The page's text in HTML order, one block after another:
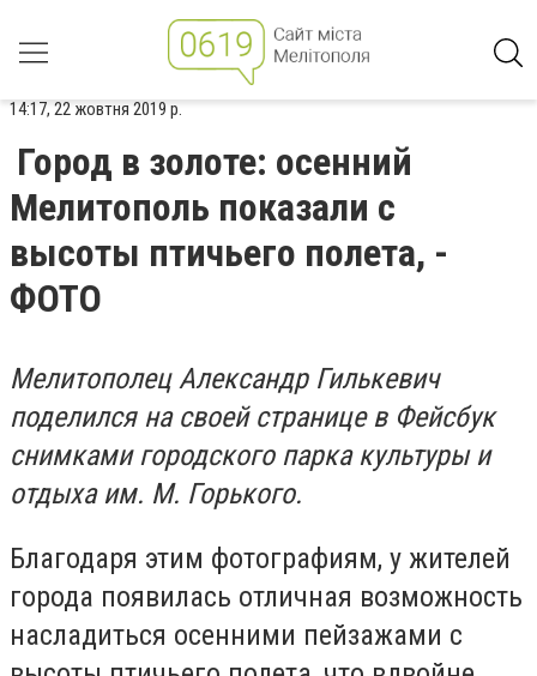
14:17, 22 жовтня 2019 р.
Город в золоте: осенний
Мелитополь показали с
высоты птичьего полета, -
ФОТО
Мелитополец Александр Гилькевич
поделился на своей странице в Фейсбук
снимками городского парка культуры и
отдыха им. М. Горького.
Благодаря этим фотографиям, у жителей
города появилась отличная возможность
насладиться осенними пейзажами с